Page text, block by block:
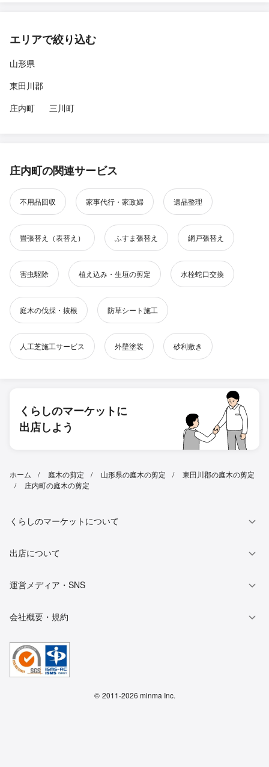
エリアで絞り込む
山形県
東田川郡
庄内町
三川町
庄内町の関連サービス
不用品回収 家事代行・家政婦 遺品整理
畳張替え（表替え） ふすま張替え 網戸張替え
害虫駆除 植え込み・生垣の剪定 水栓蛇口交換
庭木の伐採・抜根 防草シート施工
人工芝施工サービス 外壁塗装 砂利敷き
くらしのマーケットに
出店しよう
ホーム 庭木の剪定 山形県の庭木の剪定
東田川郡の庭木の剪定
庄内町の庭木の剪定
くらしのマーケットについて
出店について
運営メディア・SNS
会社概要・規約
© 2011-2026 minma Inc.